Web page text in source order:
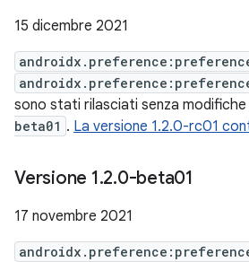
15 dicembre 2021
sono stati rilasciati senza
beta01 . La versione 1.2.0-rc01
Versione 1.2.0-beta01
17 novembre 2021